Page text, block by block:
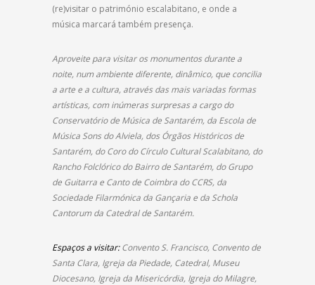
(re)visitar o património escalabitano, e onde a
música marcará também presença.
Aproveite para visitar os monumentos durante a
noite, num ambiente diferente, dinâmico, que concilia
a arte e a cultura, através das mais variadas formas
artísticas, com inúmeras surpresas a cargo do
Conservatório de Música de Santarém, da Escola de
Música Sons do Alviela, dos Órgãos Históricos de
Santarém, do Coro do Círculo Cultural Scalabitano, do
Rancho Folclórico do Bairro de Santarém, do Grupo
de Guitarra e Canto de Coimbra do CCRS, da
Sociedade Filarmónica da Gançaria e da Schola
Cantorum da Catedral de Santarém.
Espaços a visitar:Convento S. Francisco, Convento de
Santa Clara, Igreja da Piedade, Catedral, Museu
Diocesano, Igreja da Misericórdia, Igreja do Milagre,